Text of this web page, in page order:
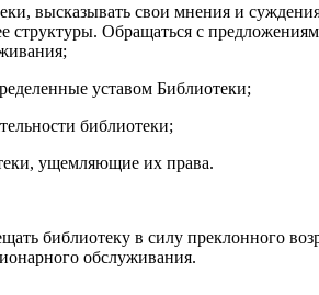
высказывать свои мнения и
Обращаться с
уставом Библиотеки;
библиотеки;
ущемляющие их пра­ва.
библиотеку в силу преклонного
обслуживания.